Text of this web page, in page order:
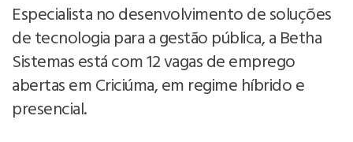
Especialista no desenvolvimento de soluções
de tecnologia para a gestão pública, a Betha
Sistemas está com 12 vagas de emprego
abertas em Criciúma, em regime híbrido e
presencial.